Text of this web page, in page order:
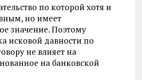
по которой хотя и
но имеет
значение. Поэтому
исковой давности по
не влияет на
на банковской